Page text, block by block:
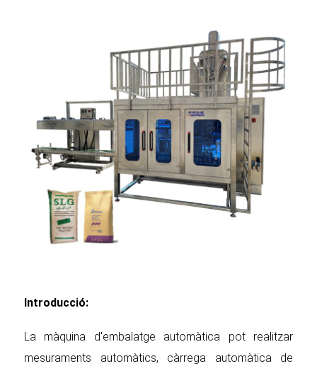
Introducció:
La màquina d'embalatge automàtica pot realitzar
mesuraments automàtics, càrrega automàtica de